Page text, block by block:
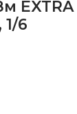
6